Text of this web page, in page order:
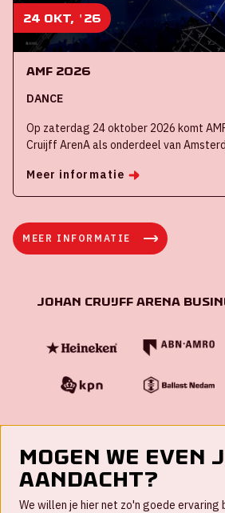
24 okt, '26
AMF 2026
DANCE
Op zaterdag 24 oktober 2026 komt
Cruijff ArenA als onderdeel van
Meer informatie
MEER INFORMATIE
Johan Cruijff ArenA
Mogen we even
aandacht?
We willen je hier net zo'n goede ervaring